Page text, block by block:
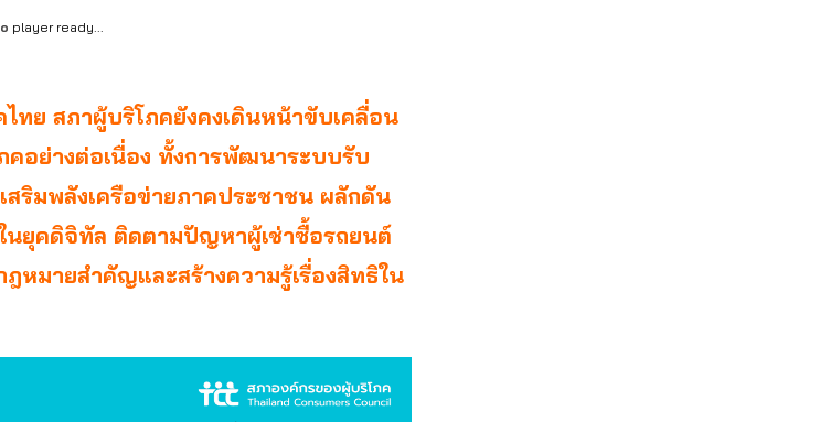
player ready...
ทย สภาผู้บริโภคยังคงเดินหน้าขับเคลื่อน
คอย่างต่อเนื่อง ทั้งการพัฒนาระบบรับ
เสริมพลังเครือข่ายภาคประชาชน ผลักดัน
นยุคดิจิทัล ติดตามปัญหาผู้เช่าซื้อรถยนต์
หมายสำคัญและสร้างความรู้เรื่องสิทธิใน